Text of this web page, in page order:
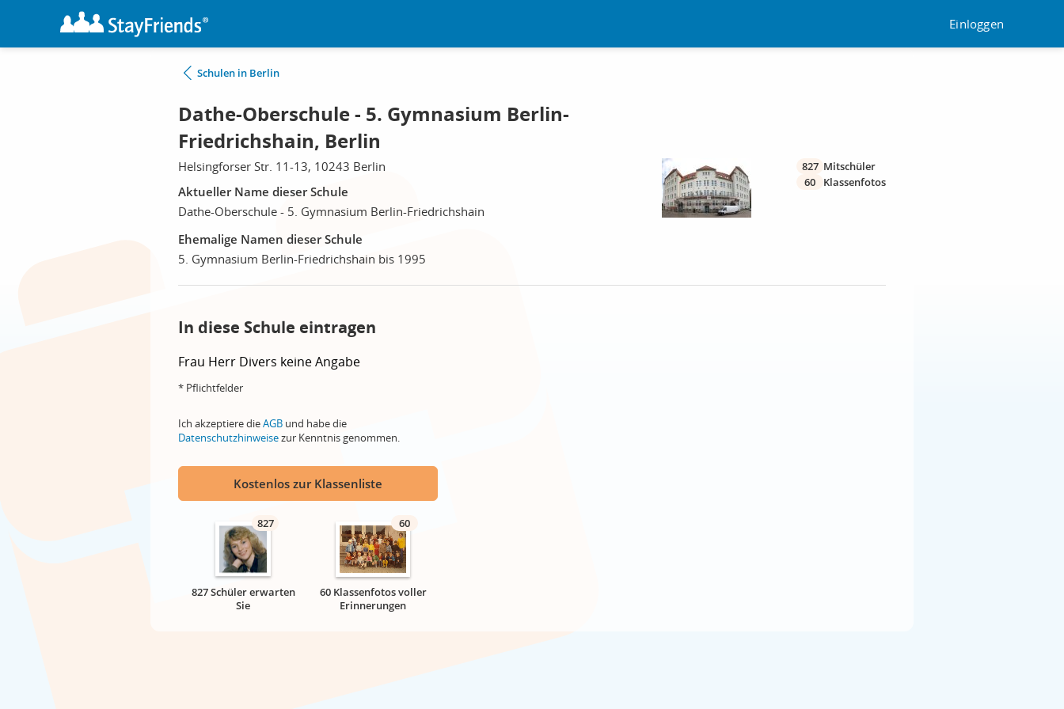
Einloggen
Schulen in Berlin
Dathe-Oberschule - 5. Gymnasium Berlin-
Friedrichshain, Berlin
Helsingforser Str. 11-13, 10243 Berlin
Aktueller Name dieser Schule
Dathe-Oberschule - 5. Gymnasium Berlin-Friedrichshain
Ehemalige Namen dieser Schule
5. Gymnasium Berlin-Friedrichshain bis 1995
827 Mitschüler
60
Klassenfotos
In diese Schule eintragen
Frau Herr Divers keine Angabe
* Pflichtfelder
Ich akzeptiere dieAGB und habe die
Datenschutzhinweisezur Kenntnis genommen.
Kostenlos zur Klassenliste
827
827 Schüler erwarten
Sie
60
60 Klassenfotos voller
Erinnerungen